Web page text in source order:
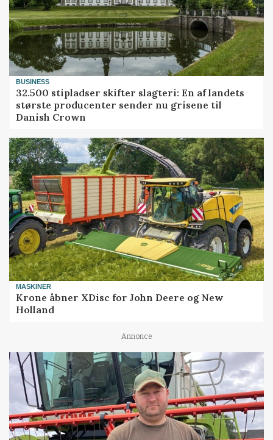
BUSINESS
32.500 stipladser skifter slagteri: En af landets
største producenter sender nu grisene til
Danish Crown
MASKINER
Krone åbner XDisc for John Deere og New
Holland
Annonce